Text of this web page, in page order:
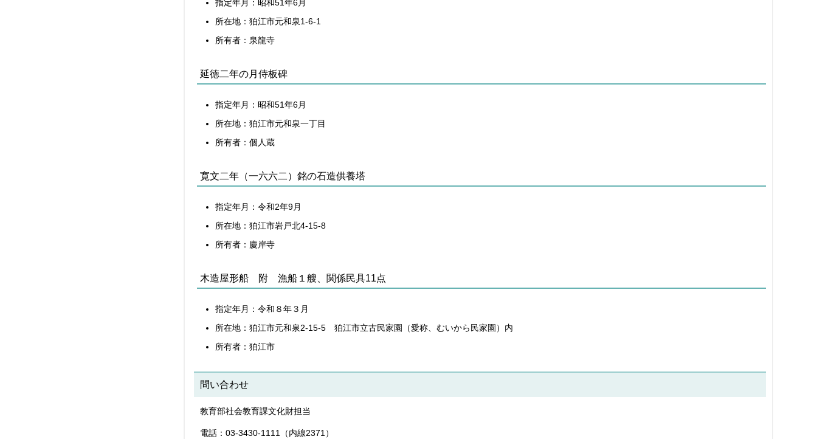
指定年月：昭和51年6月
所在地：狛江市元和泉1-6-1
所有者：泉龍寺
延徳二年の月侍板碑
指定年月：昭和51年6月
所在地：狛江市元和泉一丁目
所有者：個人蔵
寛文二年（一六六二）銘の石造供養塔
指定年月：令和2年9月
所在地：狛江市岩戸北4-15-8
所有者：慶岸寺
木造屋形船 附 漁船１艘、関係民具11点
指定年月：令和８年３月
所在地：狛江市元和泉2-15-5 狛江市立古民家園（愛称、むいから民家園）内
所有者：狛江市
問い合わせ
教育部社会教育課文化財担当
電話：03-3430-1111（内線2371）